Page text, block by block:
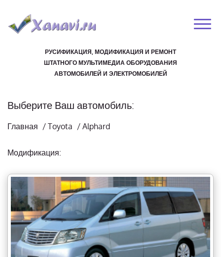
РУСИФИКАЦИЯ, МОДИФИКАЦИЯ И РЕМОНТ
ШТАТНОГО МУЛЬТИМЕДИА ОБОРУДОВАНИЯ
АВТОМОБИЛЕЙ И ЭЛЕКТРОМОБИЛЕЙ
Выберите Ваш автомобиль:
Главная / Toyota / Alphard
Модификация: